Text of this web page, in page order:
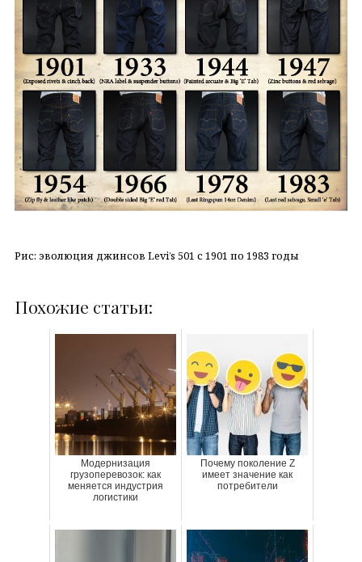
Рис: эволюция джинсов Levi’s 501 с 1901 по 1983 годы
Похожие статьи:
Модернизация
грузоперевозок: как
меняется индустрия
логистики
Почему поколение Z
имеет значение как
потребители